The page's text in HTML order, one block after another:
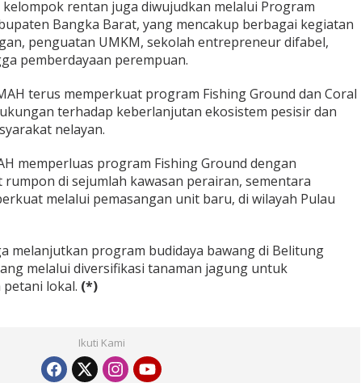
rentan juga diwujudkan melalui Program
Bangka Barat, yang mencakup berbagai kegiatan
penguatan UMKM, sekolah entrepreneur difabel,
pemberdayaan perempuan.
terus memperkuat program Fishing Ground dan Coral
terhadap keberlanjutan ekosistem pesisir dan
nelayan.
memperluas program Fishing Ground dengan
di sejumlah kawasan perairan, sementara
melalui pemasangan unit baru, di wilayah Pulau
melanjutkan program budidaya bawang di Belitung
melalui diversifikasi tanaman jagung untuk
lokal. (*)
Ikuti Kami